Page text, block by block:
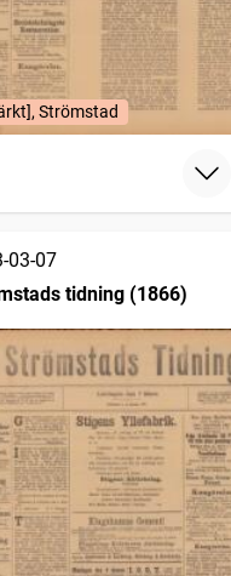
Strömstad
03-07
tidning (1866)